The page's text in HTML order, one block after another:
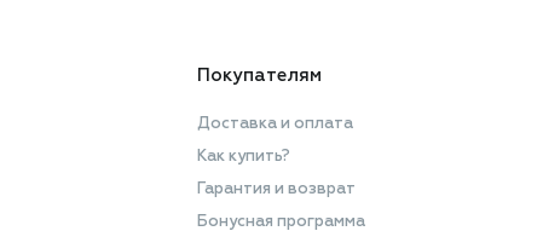
Покупателям
Доставка и оплата
Как купить?
Гарантия и возврат
Бонусная программа